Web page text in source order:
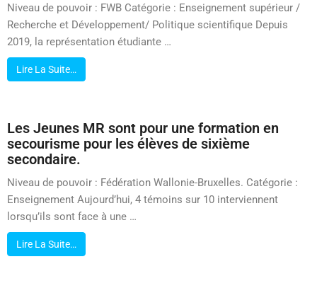
Niveau de pouvoir : FWB Catégorie : Enseignement supérieur /
Recherche et Développement/ Politique scientifique Depuis
2019, la représentation étudiante …
Lire La Suite…
Les Jeunes MR sont pour une formation en
secourisme pour les élèves de sixième
secondaire.
Niveau de pouvoir : Fédération Wallonie-Bruxelles. Catégorie :
Enseignement Aujourd’hui, 4 témoins sur 10 interviennent
lorsqu’ils sont face à une …
Lire La Suite…